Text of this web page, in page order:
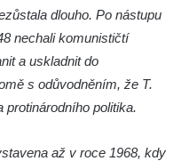
dlouho. Po nástupu
nechali komunističtí
a uskladnit do
s odůvodněním, že T.
politika.
až v roce 1968, kdy